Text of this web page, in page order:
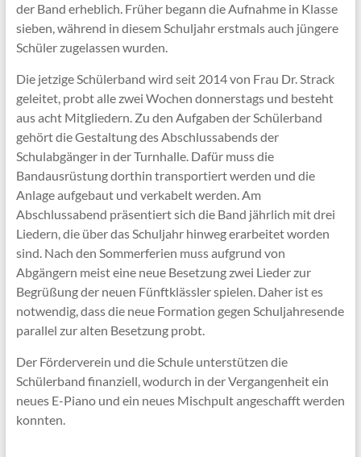
der Band erheblich. Früher begann die Aufnahme in Klasse
sieben, während in diesem Schuljahr erstmals auch jüngere
Schüler zugelassen wurden.
Die jetzige Schülerband wird seit 2014 von Frau Dr. Strack
geleitet, probt alle zwei Wochen donnerstags und besteht
aus acht Mitgliedern. Zu den Aufgaben der Schülerband
gehört die Gestaltung des Abschlussabends der
Schulabgänger in der Turnhalle. Dafür muss die
Bandausrüstung dorthin transportiert werden und die
Anlage aufgebaut und verkabelt werden. Am
Abschlussabend präsentiert sich die Band jährlich mit drei
Liedern, die über das Schuljahr hinweg erarbeitet worden
sind. Nach den Sommerferien muss aufgrund von
Abgängern meist eine neue Besetzung zwei Lieder zur
Begrüßung der neuen Fünftklässler spielen. Daher ist es
notwendig, dass die neue Formation gegen Schuljahresende
parallel zur alten Besetzung probt.
Der Förderverein und die Schule unterstützen die
Schülerband finanziell, wodurch in der Vergangenheit ein
neues E-Piano und ein neues Mischpult angeschafft werden
konnten.